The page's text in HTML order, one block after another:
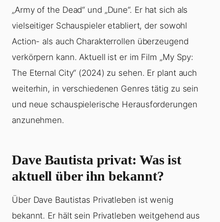
„Army of the Dead“ und „Dune“. Er hat sich als
vielseitiger Schauspieler etabliert, der sowohl
Action- als auch Charakterrollen überzeugend
verkörpern kann. Aktuell ist er im Film „My Spy:
The Eternal City“ (2024) zu sehen. Er plant auch
weiterhin, in verschiedenen Genres tätig zu sein
und neue schauspielerische Herausforderungen
anzunehmen.
Dave Bautista privat: Was ist
aktuell über ihn bekannt?
Über Dave Bautistas Privatleben ist wenig
bekannt. Er hält sein Privatleben weitgehend aus